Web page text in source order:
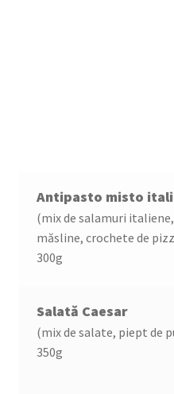
Antipasto misto
(mix de salamuri
măsline, crochete de
300g
Salată Caesar
(mix de salate, piept de
350g